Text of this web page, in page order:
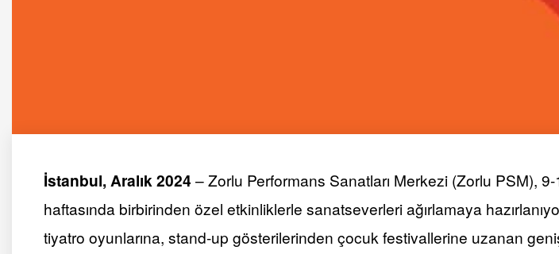
İstanbul, Aralık 2024 – Zorlu Performans Sanatları Merkezi (Zorlu PSM), 9-
haftasında birbirinden özel etkinliklerle sanatseverleri ağırlamaya
tiyatro oyunlarına, stand-up gösterilerinden çocuk festivallerine uzanan